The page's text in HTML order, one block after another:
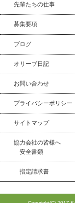
先輩たちの仕事
募集要項
ブログ
オリーブ日記
お問い合わせ
プライバシーポリシー
サイトマップ
協力会社の皆様へ
安全書類
指定請求書